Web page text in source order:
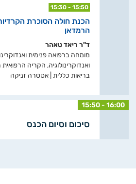
15:30 - 15:50
הכנת חולה הסוכרת
הרמדאן
ד"ר ריאד טאהר
מומחה ברפואה פנימית
ואנדוקרינולוגיה, הקריה
בריאות כללית | אסטרה זניקה
15:50 - 16:00
סיכום וסיום הכנס